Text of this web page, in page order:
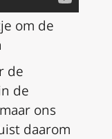
om de
de
de
ons
daarom